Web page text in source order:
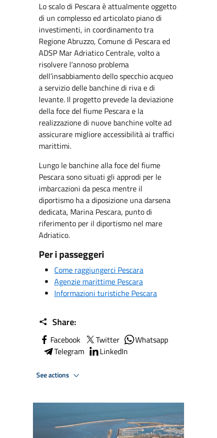
Lo scalo di Pescara è attualmente oggetto
di un complesso ed articolato piano di
investimenti, in coordinamento tra
Regione Abruzzo, Comune di Pescara ed
ADSP Mar Adriatico Centrale, volto a
risolvere l’annoso problema
dell’insabbiamento dello specchio acqueo
a servizio delle banchine di riva e di
levante. Il progetto prevede la deviazione
della foce del fiume Pescara e la
realizzazione di nuove banchine volte ad
assicurare migliore accessibilità ai traffici
marittimi.
Lungo le banchine alla foce del fiume
Pescara sono situati gli approdi per le
imbarcazioni da pesca mentre il
diportismo ha a diposizione una darsena
dedicata, Marina Pescara, punto di
riferimento per il diportismo nel mare
Adriatico.
Per i passeggeri
Come raggiungerci Pescara
Agenzie marittime Pescara
Informazioni turistiche Pescara
Share:
Facebook Twitter
Whatsapp
Telegram
LinkedIn
See actions